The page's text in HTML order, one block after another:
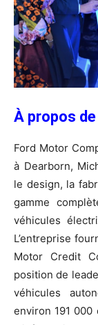
À propos
Ford Motor
à Dearborn,
le design, la
gamme
véhicules
L’entreprise
Motor Credit
position de
véhicules
environ 191